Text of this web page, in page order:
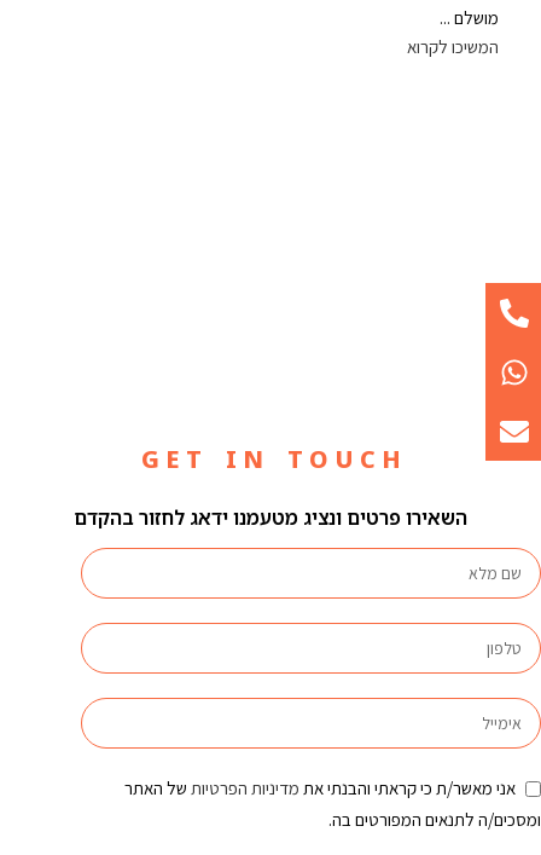
מושלם ...
המשיכו לקרוא
G E T I N T O U C H
השאירו פרטים ונציג מטעמנו ידאג לחזור בהקדם
אני מאשר/ת כי קראתי והבנתי את מדיניות הפרטיות של האתר
ומסכים/ה לתנאים המפורטים בה.